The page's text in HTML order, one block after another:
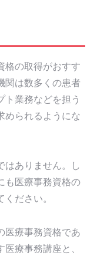
格の取得がおすす
関は数多くの患者
ト業務などを担う
められるようにな
はありません。し
も医療事務資格の
ださい。
医療事務資格であ
療事務講座と、